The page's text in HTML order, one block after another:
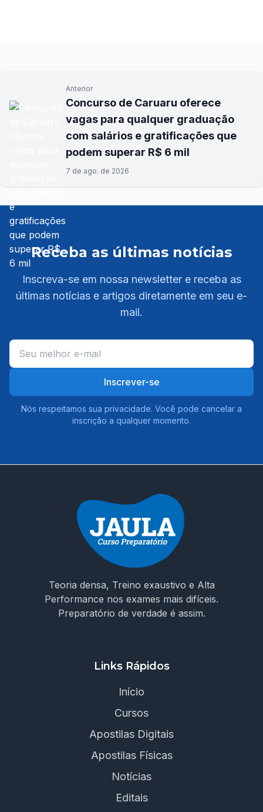
Anterior
Concurso de Caruaru oferece
vagas para qualquer graduação
com salários e gratificações que
podem superar R$ 6 mil
7 de ago. de 2026
Receba as últimas notícias
Inscreva-se em nossa newsletter e receba as
últimas notícias e artigos diretamente em seu e-
mail.
Inscrever-se
Nós respeitamos sua privacidade. Você pode cancelar a
inscrição a qualquer momento.
Teoria densa, Treino exaustivo e Alta
Performance nos exames mais difíceis.
Preparatório de verdade é assim.
Links Rápidos
Início
Cursos
Apostilas Digitais
Apostilas Físicas
Notícias
Editais